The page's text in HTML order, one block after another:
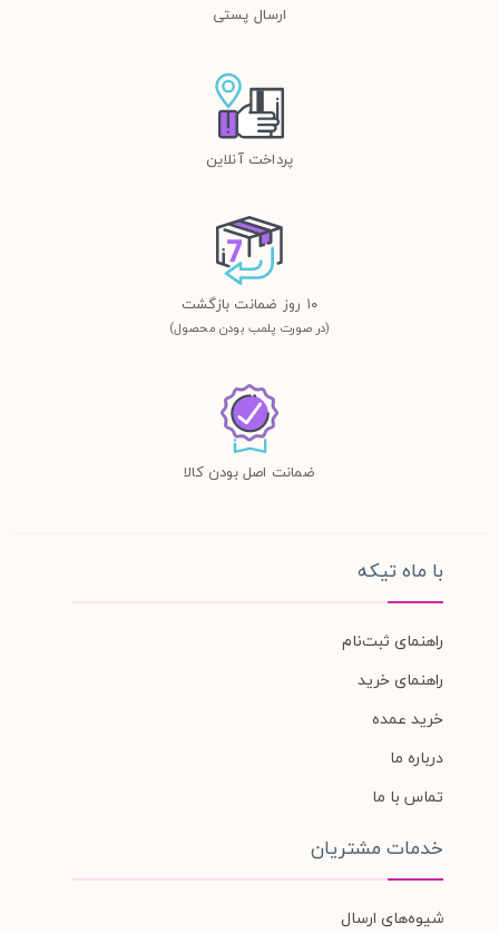
ارسال پستی
پرداخت آنلاین
١٠ روز ضمانت بازگشت
(در صورت پلمب بودن محصول)
ضمانت اصل بودن کالا
با ماه تیکه
راهنمای ثبت‌نام
راهنمای خرید
خرید عمده
درباره ما
تماس با ما
خدمات مشتریان
شیوه‌های ارسال